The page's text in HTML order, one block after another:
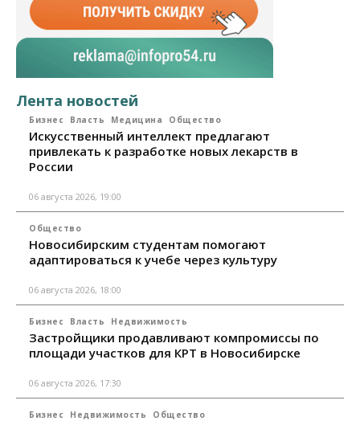
Лента новостей
Бизнес Власть Медицина Общество
Искусственный интеллект предлагают
привлекать к разработке новых лекарств в
России
06 августа 2026, 19:00
Общество
Новосибирским студентам помогают
адаптироваться к учебе через культуру
06 августа 2026, 18:00
Бизнес Власть Недвижимость
Застройщики продавливают компромиссы по
площади участков для КРТ в Новосибирске
06 августа 2026, 17:30
Бизнес Недвижимость Общество